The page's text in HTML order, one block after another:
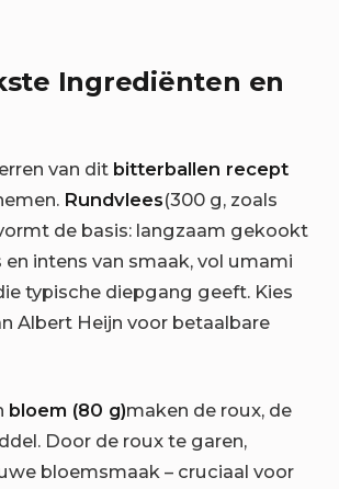
Ingrediënten en
van dit bitterballen recept
Rundvlees(300 g, zoals
de basis: langzaam gekookt
intens van smaak, vol umami
typische diepgang geeft. Kies
Albert Heijn voor betaalbare
bloem (80 g)maken de roux, de
Door de roux te garen,
bloemsmaak – cruciaal voor